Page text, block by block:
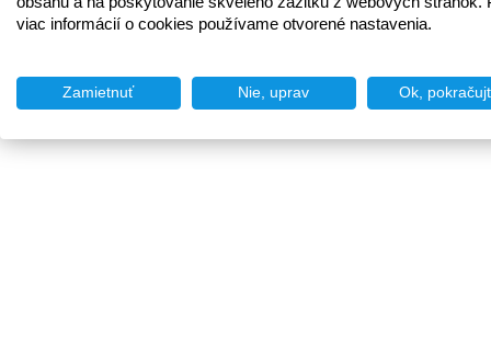
viac informácií o cookies používame otvorené nastavenia.
Zamietnuť Nie, uprav Ok,